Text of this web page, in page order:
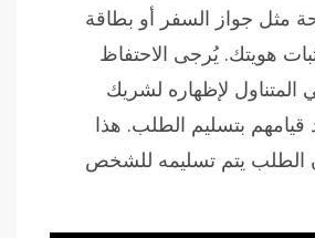
مثل جواز السفر أو بطاقة
هويتك. يُرجى الاحتفاظ
المتناول لإظهاره لشريك
قيامهم بتسليم الطلب. هذا
الطلب يتم تسليمه للشخص